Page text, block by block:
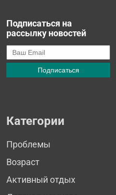
Подписаться на
рассылку новостей
Категории
Проблемы
Возраст
Активный отдых